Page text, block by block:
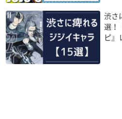
渋さ
選！
ピ』